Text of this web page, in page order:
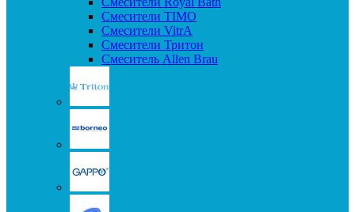
Смесители TIMO
Смесители VitrA
Смесители Тритон
Смеситель Allen Brau